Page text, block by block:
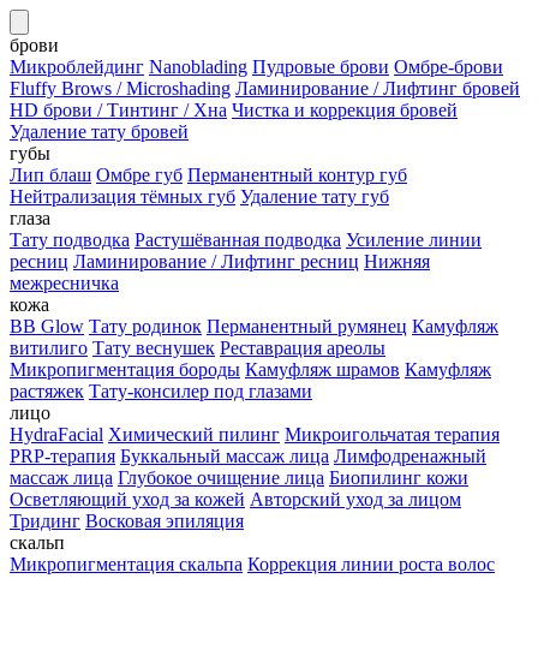
брови
Микроблейдинг Nanoblading Пудровые брови Омбре-брови
Fluffy Brows / Microshading Ламинирование / Лифтинг бровей
HD брови / Тинтинг / Хна Чистка и коррекция бровей
Удаление тату бровей
губы
Лип блаш Омбре губ Перманентный контур губ
Нейтрализация тёмных губ Удаление тату губ
глаза
Тату подводка Растушёванная подводка Усиление линии
ресниц Ламинирование / Лифтинг ресниц Нижняя
межресничка
кожа
BB Glow Тату родинок Перманентный румянец Камуфляж
витилиго Тату веснушек Реставрация ареолы
Микропигментация бороды Камуфляж шрамов Камуфляж
растяжек Тату-консилер под глазами
лицо
HydraFacial Химический пилинг Микроигольчатая терапия
PRP-терапия Буккальный массаж лица Лимфодренажный
массаж лица Глубокое очищение лица Биопилинг кожи
Осветляющий уход за кожей Авторский уход за лицом
Тридинг Восковая эпиляция
скальп
Микропигментация скальпа Коррекция линии роста волос